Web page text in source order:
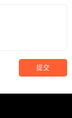
提交